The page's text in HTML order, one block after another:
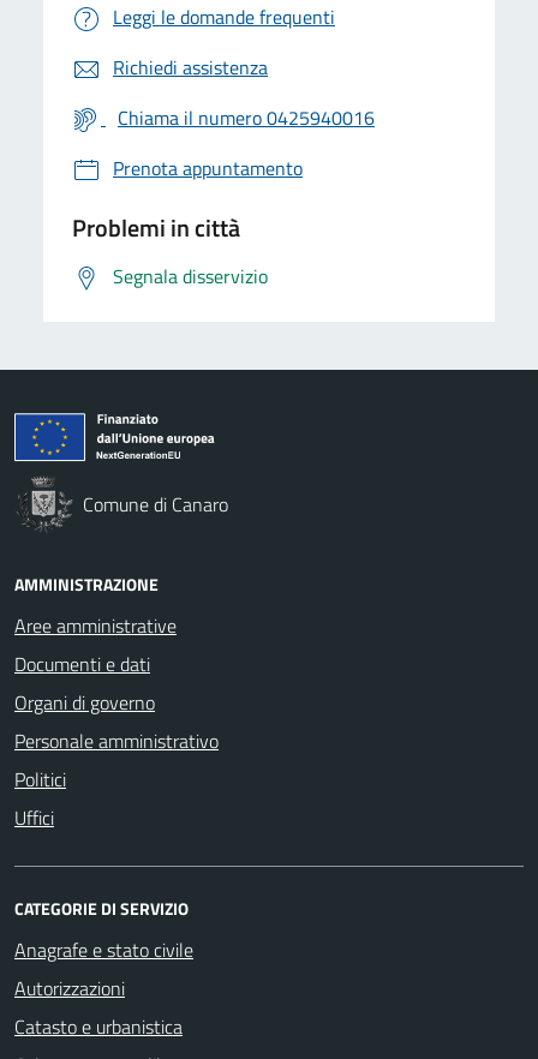
Leggi le domande frequenti
Richiedi assistenza
Chiama il numero 0425940016
Prenota appuntamento
Problemi in città
Segnala disservizio
Comune di Canaro
AMMINISTRAZIONE
Aree amministrative
Documenti e dati
Organi di governo
Personale amministrativo
Politici
Uffici
CATEGORIE DI SERVIZIO
Anagrafe e stato civile
Autorizzazioni
Catasto e urbanistica